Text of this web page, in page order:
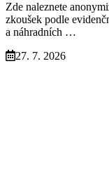
Zde naleznete
zkoušek podle
a náhradních …
27. 7. 2026